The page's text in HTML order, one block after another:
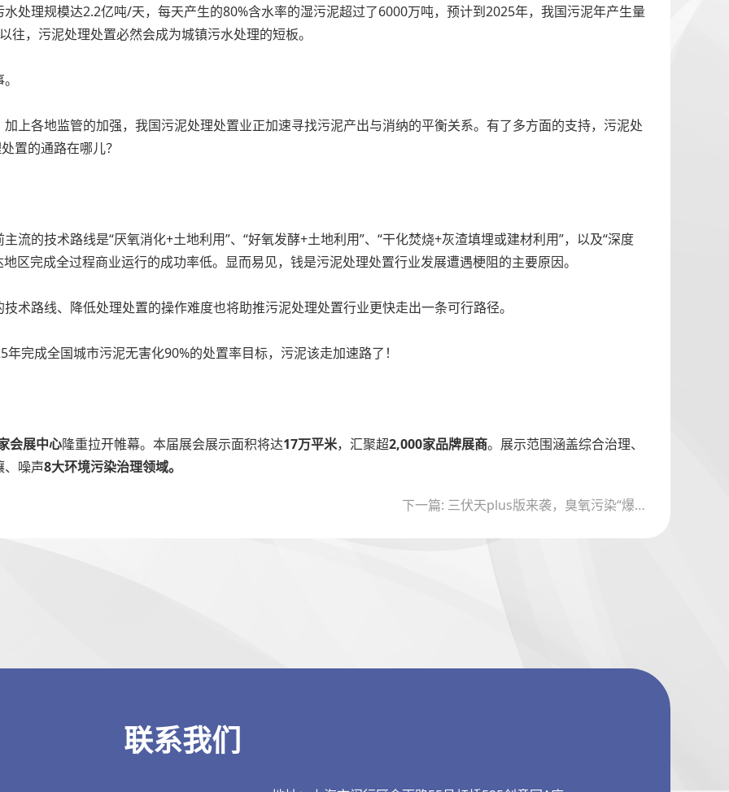
处理规模达2.2亿吨/天，每天产生的80%含水率的湿污泥超过了6000万吨，预计到2025年，我国污泥年产生量
，污泥处理处置必然会成为城镇污水处理的短板。
上各地监管的加强，我国污泥处理处置业正加速寻找污泥产出与消纳的平衡关系。有了多方面的支持，污泥处
置的通路在哪儿？
流的技术路线是“厌氧消化+土地利用”、“好氧发酵+土地利用”、“干化焚烧+灰渣填埋或建材利用”，以及“深度
区完成全过程商业运行的成功率低。显而易见，钱是污泥处理处置行业发展遭遇梗阻的主要原因。
术路线、降低处理处置的操作难度也将助推污泥处理处置行业更快走出一条可行路径。
完成全国城市污泥无害化90%的处置率目标，污泥该走加速路了！
会展中心隆重拉开帷幕。本届展会展示面积将达17万平米，汇聚超2,000家品牌展商。展示范围涵盖综合治理、
、噪声8大环境污染治理领域。
下一篇: 三伏天plus版来袭，臭氧污染“爆表”当如何？
联系我们